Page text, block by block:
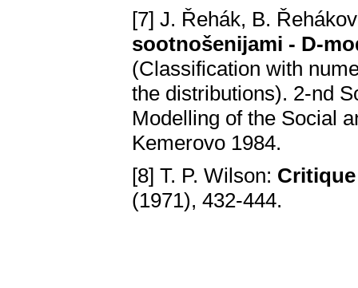
[7] J. Řehák, B.
sootnošenijami - D-
(Classification with
the distributions). 2-nd
Modelling of the Social
Kemerovo 1984.
[8] T. P. Wilson:
(1971), 432-444.